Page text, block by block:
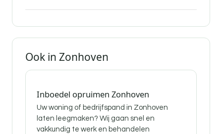
Ook in Zonhoven
Inboedel opruimen Zonhoven
Uw woning of bedrijfspand in Zonhoven
laten leegmaken? Wij gaan snel en
vakkundig te werk en behandelen